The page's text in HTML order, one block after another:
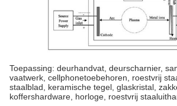
Toepassing: deurhandvat, deurscharnier,
vaatwerk, cellphonetoebehoren, roestvrij
staalblad, keramische tegel, glaskristal,
koffershardware, horloge, roestvrij